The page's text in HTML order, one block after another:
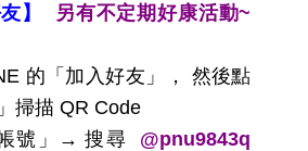
】
另有不定期好康活動~
的「加入好友」， 然後點
掃描 QR Code
號」→ 搜尋 @pnu9843q